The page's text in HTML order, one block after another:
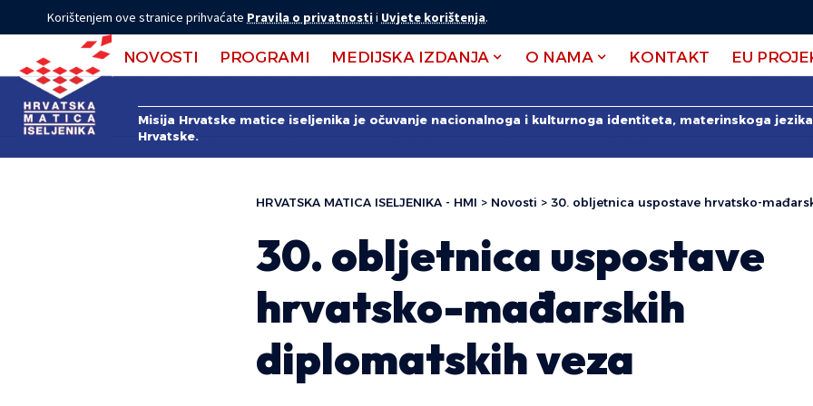
Korištenjem ove stranice prihvaćate Pravila o privatnostii Uvjete korištenja.
NOVOSTI PROGRAMI MEDIJSKA IZDANJA O NAMA KONTAKT EU
Misija Hrvatske matice iseljenika je očuvanje nacionalnoga i kulturnoga identiteta, materinskoga
Hrvatske.
HRVATSKA MATICA ISELJENIKA - HMI > Novosti > 30. obljetnica uspostave hrvatsko-
30. obljetnica uspostave
hrvatsko-mađarskih
diplomatskih veza